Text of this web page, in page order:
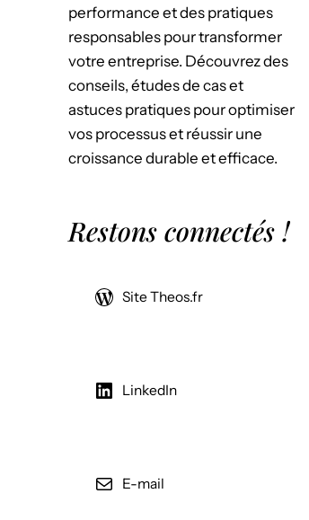
performance et des pratiques
responsables pour transformer
votre entreprise. Découvrez des
conseils, études de cas et
astuces pratiques pour optimiser
vos processus et réussir une
croissance durable et efficace.
Restons connectés !
Site Theos.fr
LinkedIn
E-mail